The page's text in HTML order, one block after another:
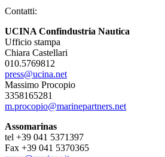
Contatti:
UCINA Confindustria Nautica
Ufficio stampa
Chiara Castellari
010.5769812
press@ucina.net
Massimo Procopio
3358165281
m.procopio@marinepartners.net
Assomarinas
tel +39 041 5371397
Fax +39 041 5370365